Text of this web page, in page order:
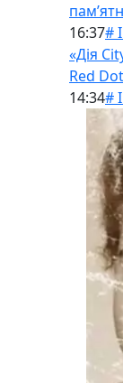
16:37#
«Дія
Red Dot
14:34#